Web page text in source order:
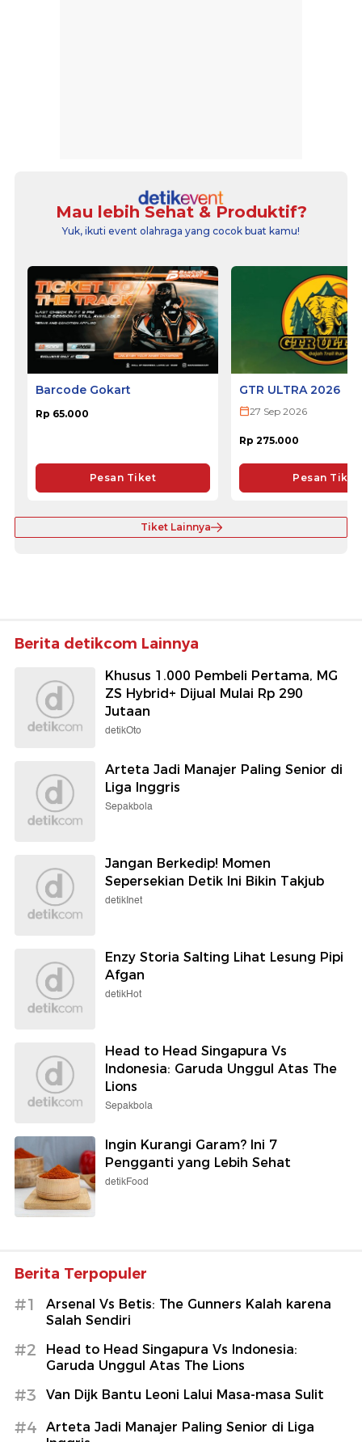
Mau lebih Sehat & Produktif?
Yuk, ikuti event olahraga yang cocok buat kamu!
Barcode Gokart
Rp 65.000
Pesan Tiket
GTR ULTRA 2026
27 Sep 2026
Rp 275.000
Pesan Tiket
Tiket Lainnya
Berita detikcom Lainnya
Khusus 1.000 Pembeli Pertama, MG
ZS Hybrid+ Dijual Mulai Rp 290
Jutaan
detikOto
Arteta Jadi Manajer Paling Senior di
Liga Inggris
Sepakbola
Jangan Berkedip! Momen
Sepersekian Detik Ini Bikin Takjub
detikInet
Enzy Storia Salting Lihat Lesung Pipi
Afgan
detikHot
Head to Head Singapura Vs
Indonesia: Garuda Unggul Atas The
Lions
Sepakbola
Ingin Kurangi Garam? Ini 7
Pengganti yang Lebih Sehat
detikFood
Berita Terpopuler
#1
Arsenal Vs Betis: The Gunners Kalah karena
Salah Sendiri
#2
Head to Head Singapura Vs Indonesia:
Garuda Unggul Atas The Lions
#3 Van Dijk Bantu Leoni Lalui Masa-masa Sulit
#4
Arteta Jadi Manajer Paling Senior di Liga